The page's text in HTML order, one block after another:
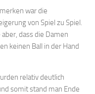
war die
von Spiel zu Spiel.
dass die Damen
keinen Ball in der Hand
relativ deutlich
somit stand man Ende